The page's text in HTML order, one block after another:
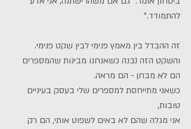
להתמודד.”
זה ההבדל בין מאמץ פנימי לבין שקט פנימי.
והשקט הזה נבנה כשאנחנו מבינות שהמספרים
הם לא מבחן - הם מראה.
כשאני מתייחסת למספרים שלי בעסק בעיניים
טובות,
אני מגלה שהם לא באים לשפוט אותי, הם רק